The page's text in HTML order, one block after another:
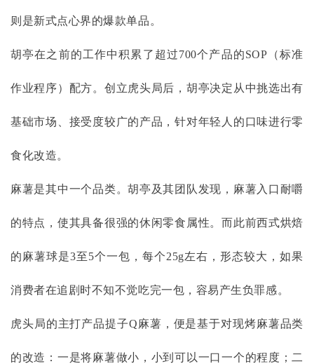
则是新式点心界的爆款单品。
胡亭在之前的工作中积累了超过700个产品的SOP（标准
作业程序）配方。创立虎头局后，胡亭决定从中挑选出有
基础市场、接受度较广的产品，针对年轻人的口味进行零
食化改造。
麻薯是其中一个品类。胡亭及其团队发现，麻薯入口耐嚼
的特点，使其具备很强的休闲零食属性。而此前西式烘焙
的麻薯球是3至5个一包，每个25g左右，形态较大，如果
消费者在追剧时不知不觉吃完一包，容易产生负罪感。
虎头局的主打产品提子Q麻薯，便是基于对现烤麻薯品类
的改造：一是将麻薯做小，小到可以一口一个的程度；二